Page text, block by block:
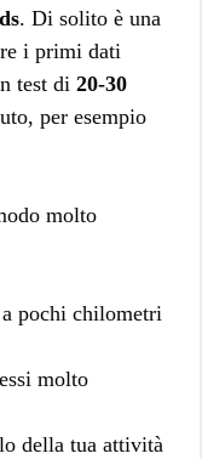
. Di solito è una
i primi dati
test di 20-30
per esempio
molto
pochi chilometri
molto
della tua attività